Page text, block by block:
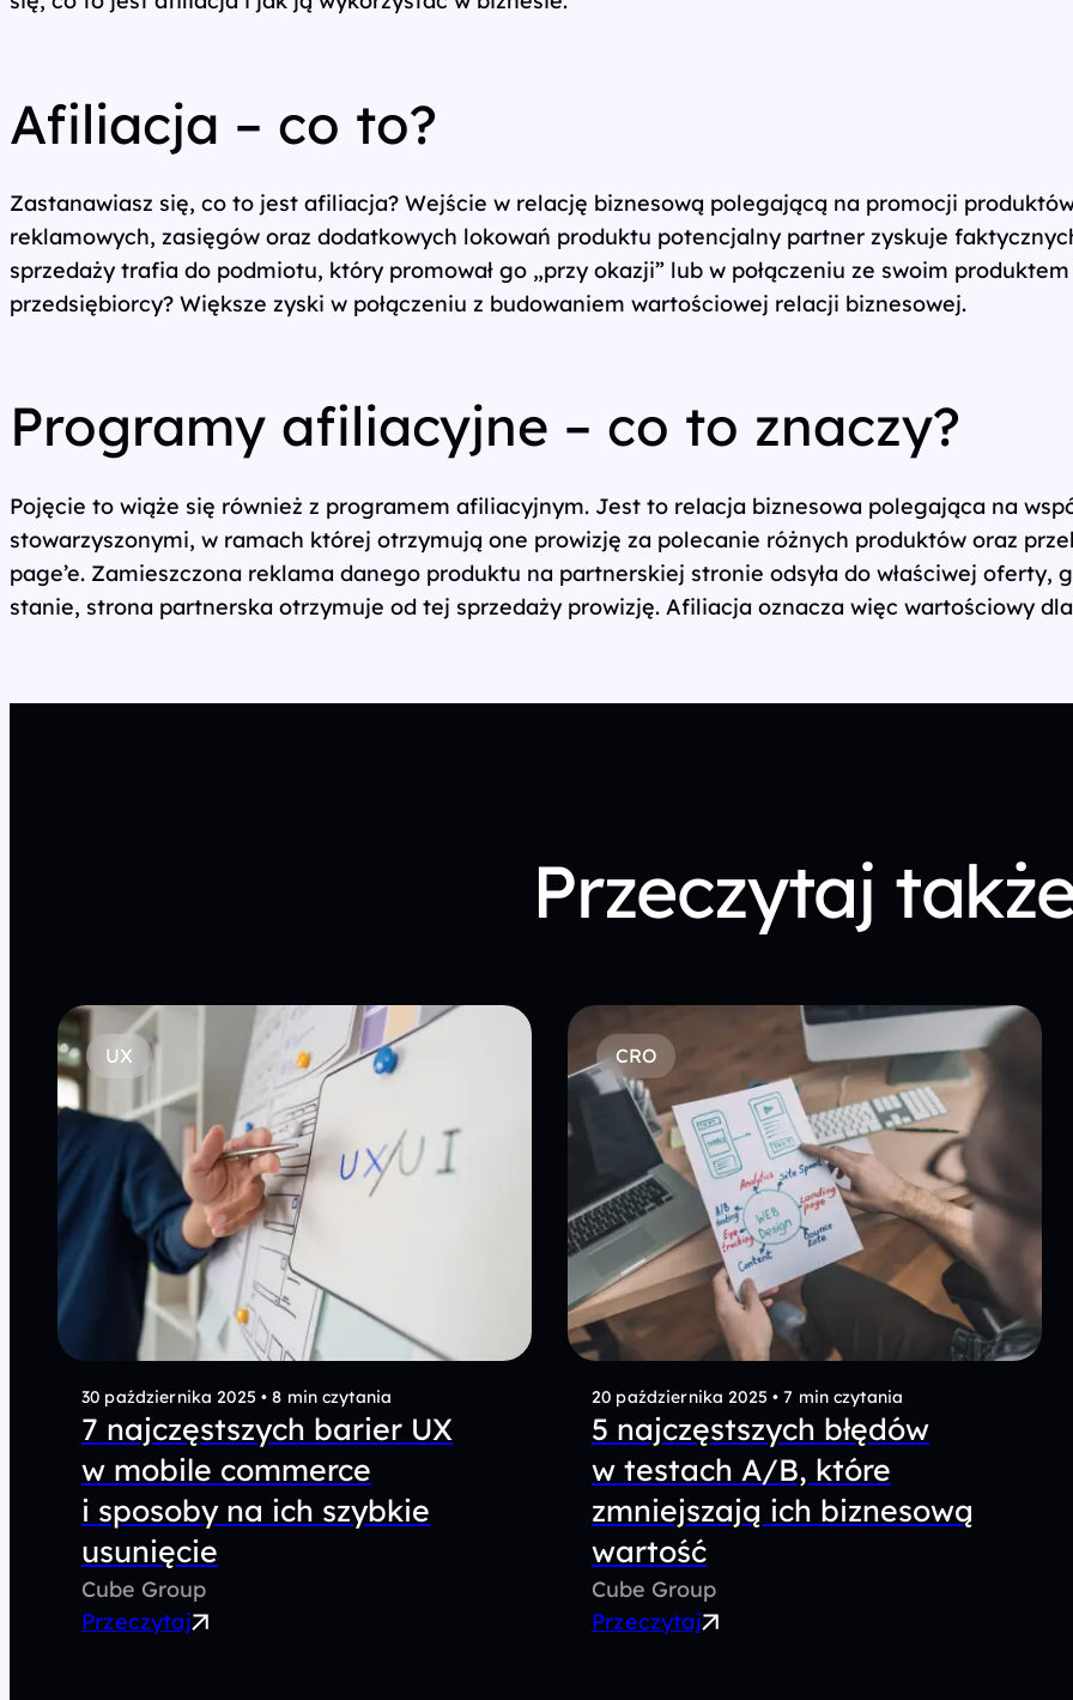
Afiliacja – co to?
Zastanawiasz się, co to jest afiliacja? Wejście w relację biznesową polegającą na promocji
reklamowych, zasięgów oraz dodatkowych lokowań produktu potencjalny partner zyskuje
sprzedaży trafia do podmiotu, który promował go „przy okazji” lub w połączeniu ze swoim
przedsiębiorcy? Większe zyski w połączeniu z budowaniem wartościowej relacji biznesowej.
Programy afiliacyjne – co to znaczy?
Pojęcie to wiąże się również z programem afiliacyjnym. Jest to relacja biznesowa polegająca na
stowarzyszonymi, w ramach której otrzymują one prowizję za polecanie różnych produktów oraz
page’e. Zamieszczona reklama danego produktu na partnerskiej stronie odsyła do właściwej
stanie, strona partnerska otrzymuje od tej sprzedaży prowizję. Afiliacja oznacza więc wartościowy
Przeczytaj
UX
30 października 2025 • 8 min czytania
7 najczęstszych barier UX
w mobile commerce
i sposoby na ich szybkie
usunięcie
Cube Group
Przeczytaj
CRO
20 października 2025 • 7 min czytania
5 najczęstszych błędów
w testach A/B, które
zmniejszają ich biznesową
wartość
Cube Group
Przeczytaj